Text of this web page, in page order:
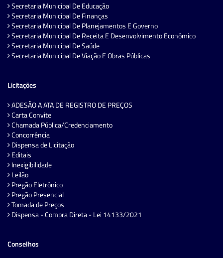
Secretaria Municipal De Educação
Secretaria Municipal De Finanças
Secretaria Municipal De Planejamentos E Governo
Secretaria Municipal De Receita E Desenvolvimento Econômico
Secretaria Municipal De Saúde
Secretaria Municipal De Viação E Obras Públicas
Licitações
ADESÃO A ATA DE REGISTRO DE PREÇOS
Carta Convite
Chamada Pública/Credenciamento
Concorrência
Dispensa de Licitação
Editais
Inexigibilidade
Leilão
Pregão Eletrônico
Pregão Presencial
Tomada de Preços
Dispensa - Compra Direta - Lei 14133/2021
Conselhos